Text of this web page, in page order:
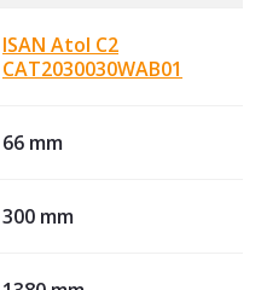
ISAN Atol C2
CAT2030030WAB01
66 mm
300 mm